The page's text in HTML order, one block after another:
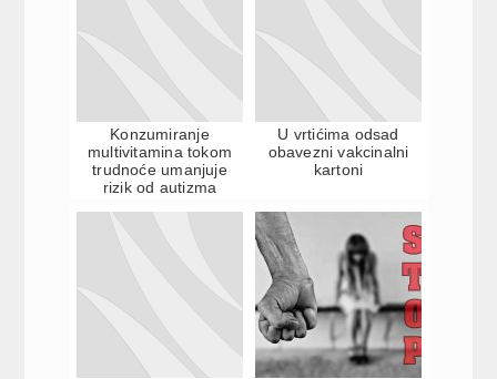
Konzumiranje
multivitamina tokom
trudnoće umanjuje
rizik od autizma
U vrtićima odsad
obavezni vakcinalni
kartoni